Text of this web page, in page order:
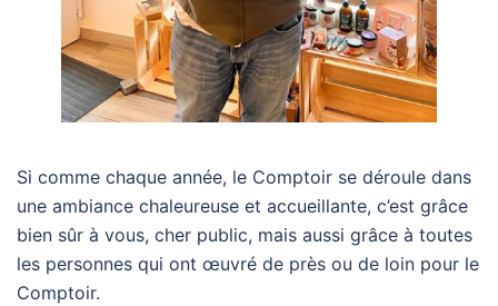
Si comme chaque année, le Comptoir se déroule dans
une ambiance chaleureuse et accueillante, c’est grâce
bien sûr à vous, cher public, mais aussi grâce à toutes
les personnes qui ont œuvré de près ou de loin pour le
Comptoir.